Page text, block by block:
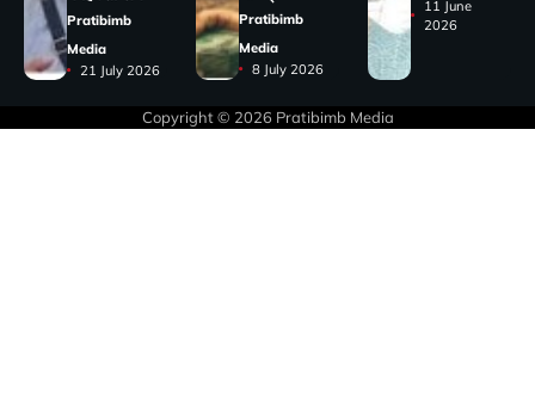
Pratibimb
Media
21 July 2026
Pratibimb
Media
8 July 2026
11 June
2026
Copyright © 2026 Pratibimb Media